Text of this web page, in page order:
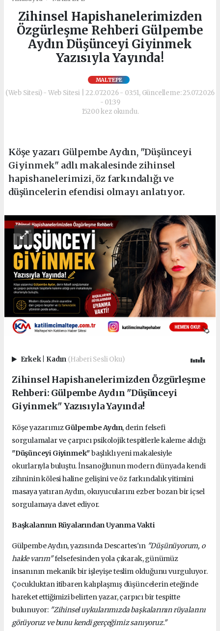
Zihinsel Hapishanelerimizden
Özgürleşme Rehberi Gülpembe
Aydın Düşünceyi Giyinmek
Yazısıyla Yayında!
MALTEPE
(Web Sitesi) - Web Sitesi | 22.07.2026 - 03:51, Güncelleme: 25.07.2026
- 01:39
15200 kez okundu.
Köşe yazarı Gülpembe Aydın, "Düşünceyi
Giyinmek" adlı makalesinde zihinsel
hapishanelerimizi, öz farkındalığı ve
düşüncelerin efendisi olmayı anlatıyor.
Erkek Kadın (Haberi Sesli Oku)
Zihinsel Hapishanelerimizden Özgürleşme
Rehberi: Gülpembe Aydın "Düşünceyi
Giyinmek" Yazısıyla Yayında!
Köşe yazarımızGülpembe Aydın, derin felsefi
sorgulamalar ve çarpıcı psikolojik tespitlerle kaleme aldığı
"Düşünceyi Giyinmek"başlıklı yeni makalesiyle
okurlarıyla buluştu. İnsanoğlunun modern dünyada kendi
zihninin kölesi haline gelişini ve öz farkındalık yitimini
masaya yatıran Aydın, okuyucularını ezber bozan bir içsel
sorgulamaya davet ediyor.
Başkalarının Rüyalarından Uyanma Vakti
Gülpembe Aydın, yazısında Descartes'ın "Düşünüyorum, o
halde varım"felsefesinden yola çıkarak, günümüz
insanının mekanik bir işleyişe teslim olduğunu vurguluyor.
Çocukluktan itibaren kalıplaşmış düşüncelerin eteğinde
hareket ettiğimizi belirten yazar, çarpıcı bir tespitte
bulunuyor: "Zihinsel uykularımızda başkalarının rüyalarını
görüyoruz ve bunu kendi gerçeğimiz sanıyoruz."